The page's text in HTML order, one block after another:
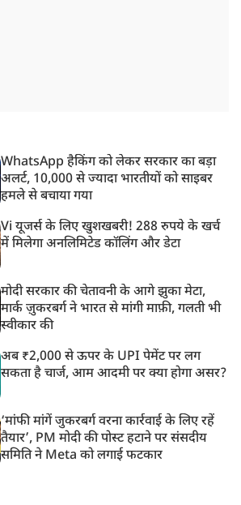
WhatsApp हैकिंग को लेकर सरकार का बड़ा
अलर्ट, 10,000 से ज्यादा भारतीयों को साइबर
हमले से बचाया गया
Vi यूजर्स के लिए खुशखबरी! 288 रुपये के खर्च
में मिलेगा अनलिमिटेड कॉलिंग और डेटा
मोदी सरकार की चेतावनी के आगे झुका मेटा,
मार्क ज़ुकरबर्ग ने भारत से मांगी माफ़ी, गलती भी
स्वीकार की
अब ₹2,000 से ऊपर के UPI पेमेंट पर लग
सकता है चार्ज, आम आदमी पर क्या होगा असर?
‘मांफी मांगें जुकरबर्ग वरना कार्रवाई के लिए रहें
तैयार’, PM मोदी की पोस्ट हटाने पर संसदीय
समिति ने Meta को लगाई फटकार